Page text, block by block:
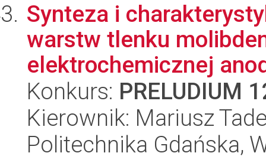
Synteza i
warstw tlenku
elektrochemicznej
Konkurs: PRELUDIUM
Kierownik: Mariusz
Politechnika Gdańska,